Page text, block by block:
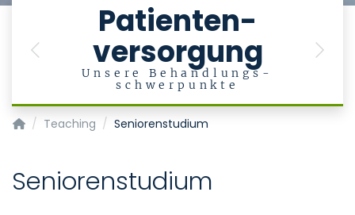
Patienten-
versorgung
Unsere Behandlungs-
schwerpunkte
Previous Next
Department of Psychiatry, Psychotherapy and
Teaching Seniorenstudium
Seniorenstudium